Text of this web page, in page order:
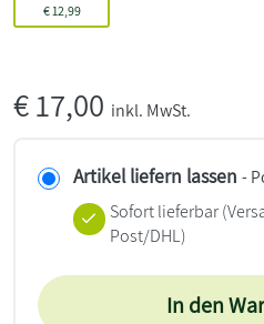
€12,99
€17,00 inkl. MwSt.
Artikel liefern lassen -
Sofort lieferbar
Post/DHL)
In den